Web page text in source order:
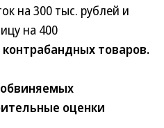
на 300 тыс. рублей и
на 400
товаров.
оценки